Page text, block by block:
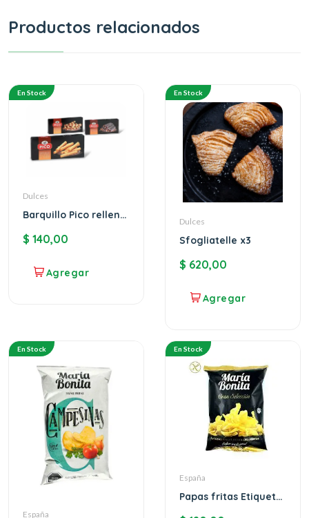
Productos relacionados
En Stock
Dulces
Barquillo Pico relleno
$ 140,00
En Stock
Dulces
Sfogliatelle x3
$ 620,00
En Stock
España
En Stock
España
Papas fritas Etiqueta